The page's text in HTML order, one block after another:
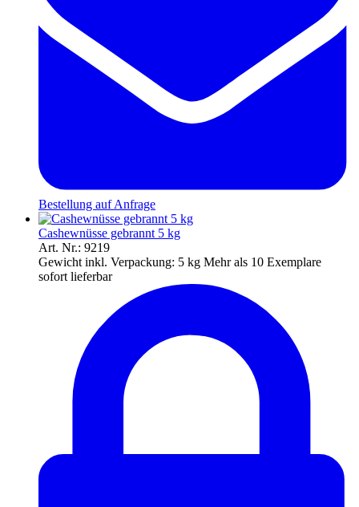
Bestellung auf Anfrage
Cashewnüsse gebrannt 5 kg
Art. Nr.: 9219
Gewicht inkl. Verpackung: 5 kg Mehr als 10 Exemplare
sofort lieferbar